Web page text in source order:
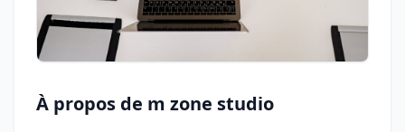
À propos de m zone studio